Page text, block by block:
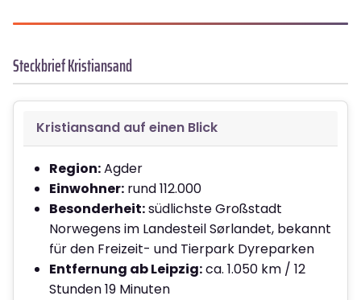
Steckbrief Kristiansand
Kristiansand auf einen Blick
Region:Agder
Einwohner: rund 112.000
Besonderheit:südlichste Großstadt
Norwegens im Landesteil Sørlandet, bekannt
für den Freizeit- und Tierpark Dyreparken
Entfernung ab Leipzig:ca. 1.050 km / 12
Stunden 19 Minuten